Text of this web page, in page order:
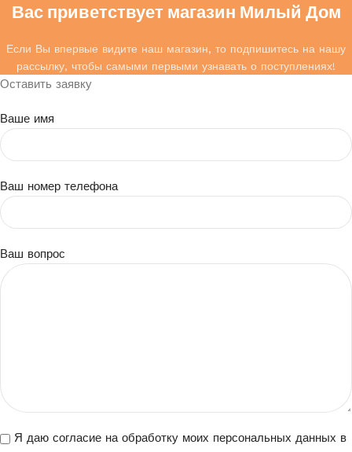
Вас приветствует магазин Милый Дом
Если Вы впервые видите наш магазин, то подпишитесь на нашу
рассылку, чтобы самыми первыми узнавать о поступлениях!
Оставить заявку
Ваше имя
Ваш номер телефона
Ваш вопрос
Я даю согласие на обработку моих персональных данных в